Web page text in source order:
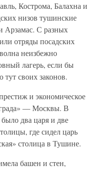
Кострома, Балахна и
низов тушинские
Арзамас. С разных
отряды посадских
неизбежно
лагерь, если бы
тут своих законов.
и экономическое
— Москвы. В
два царя и две
где сидел царь
столица в Тушине.
башен и стен,